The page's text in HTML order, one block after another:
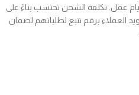
خلال مدة تتراوح بين 2 إلى 5 أيام عمل. تكلفة الشحن تحتسب بناءً على
العملاء برقم تتبع لطلباتهم لضمان